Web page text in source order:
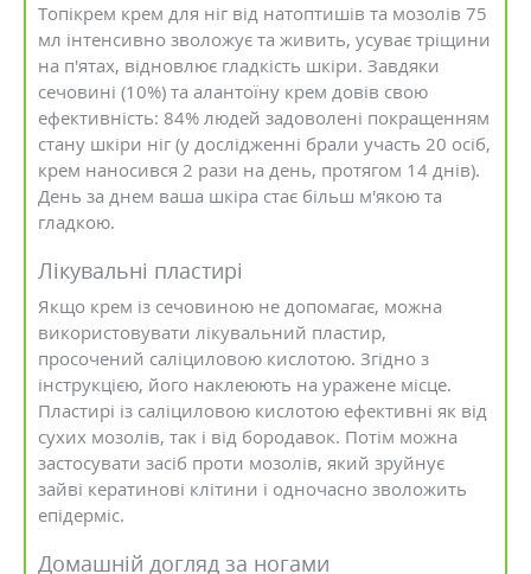
Топікрем крем для ніг від натоптишів та мозолів 75
мл інтенсивно зволожує та живить, усуває тріщини
на п'ятах, відновлює гладкість шкіри. Завдяки
сечовині (10%) та алантоїну крем довів свою
ефективність: 84% людей задоволені покращенням
стану шкіри ніг (у дослідженні брали участь 20 осіб,
крем наносився 2 рази на день, протягом 14 днів).
День за днем ​​ваша шкіра стає більш м'якою та
гладкою.
Лікувальні пластирі
Якщо крем із сечовиною не допомагає, можна
використовувати лікувальний пластир,
просочений саліциловою кислотою. Згідно з
інструкцією, його наклеюють на уражене місце.
Пластирі із саліциловою кислотою ефективні як від
сухих мозолів, так і від бородавок. Потім можна
застосувати засіб проти мозолів, який зруйнує
зайві кератинові клітини і одночасно зволожить
епідерміс.
Домашній догляд за ногами